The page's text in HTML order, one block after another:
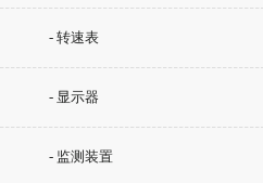
- 转速表
- 显示器
- 监测装置